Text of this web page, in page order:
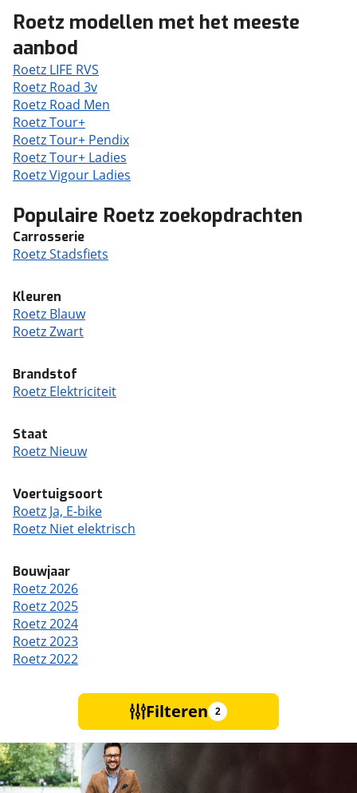
Roetz modellen met het meeste
aanbod
Roetz LIFE RVS
Roetz Road 3v
Roetz Road Men
Roetz Tour+
Roetz Tour+ Pendix
Roetz Tour+ Ladies
Roetz Vigour Ladies
Populaire Roetz zoekopdrachten
Carrosserie
Roetz Stadsfiets
Kleuren
Roetz Blauw
Roetz Zwart
Brandstof
Roetz Elektriciteit
Staat
Roetz Nieuw
Voertuigsoort
Roetz Ja, E-bike
Roetz Niet elektrisch
Bouwjaar
Roetz 2026
Roetz 2025
Roetz 2024
Roetz 2023
Roetz 2022
Filteren 2